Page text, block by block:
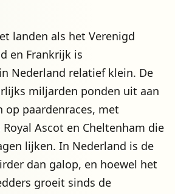
landen als het Verenigd
en Frankrijk is
Nederland relatief klein. De
miljarden ponden uit aan
op paardenraces, met
Ascot en Cheltenham die
lijken. In Nederland is de
dan galop, en hoewel het
groeit sinds de